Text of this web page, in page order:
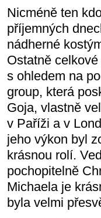
Nicméně ten
příjemných
nádherné
Ostatně
s ohledem na
group, která
Goja, vlastně
v Paříži a v
jeho výkon byl
krásnou rolí.
pochopitelně
Michaela je
byla velmi